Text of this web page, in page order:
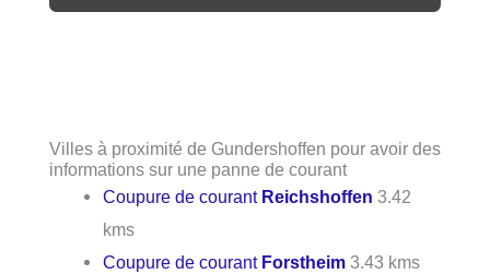
Villes à proximité de Gundershoffen pour avoir des
informations sur une panne de courant
Coupure de courant Reichshoffen 3.42
kms
Coupure de courant Forstheim 3.43 kms